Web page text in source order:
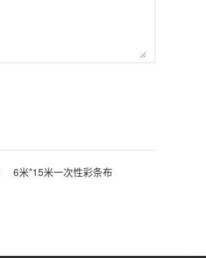
6米*15米一次性彩条布